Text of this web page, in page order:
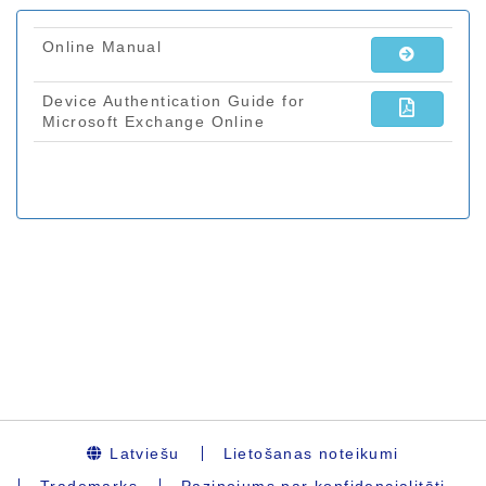
Latviešu
Lietošanas noteikumi